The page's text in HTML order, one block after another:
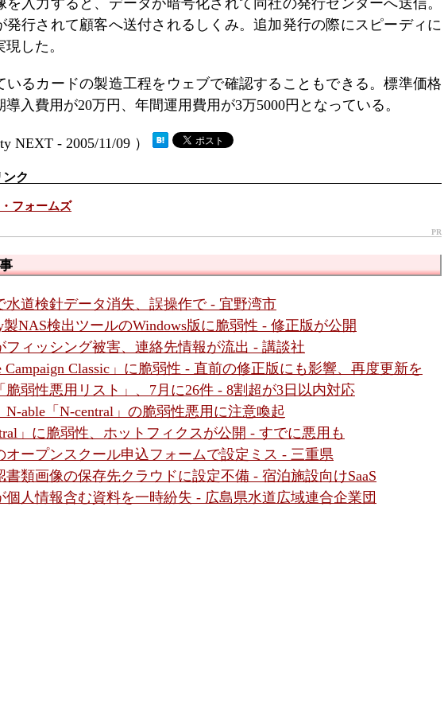
を入力すると、データが暗号化されて同社の発行センターへ送信。
発行されて顧客へ送付されるしくみ。追加発行の際にスピーディに
した。
いるカードの製造工程をウェブで確認することもできる。標準価格
導入費用が20万円、年間運用費用が3万5000円となっている。
NEXT - 2005/11/09 ）
ンク
フォームズ
PR
水道検針データ消失、誤操作で - 宜野湾市
製NAS検出ツールのWindows版に脆弱性 - 修正版が公開
フィッシング被害、連絡先情報が流出 - 講談社
Campaign Classic」に脆弱性 - 直前の修正版にも影響、再度更新を
脆弱性悪用リスト」、7月に26件 - 8割超が3日以内対応
N-able「N-central」の脆弱性悪用に注意喚起
」に脆弱性、ホットフィクスが公開 - すでに悪用も
オープンスクール申込フォームで設定ミス - 三重県
書類画像の保存先クラウドに設定不備 - 宿泊施設向けSaaS
個人情報含む資料を一時紛失 - 広島県水道広域連合企業団